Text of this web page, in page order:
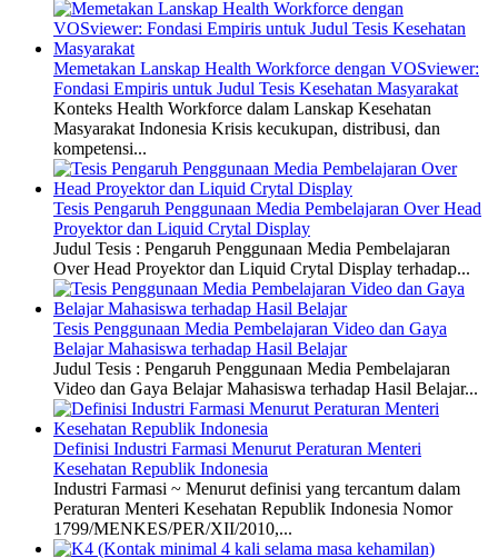
Memetakan Lanskap Health Workforce dengan VOSviewer:
Fondasi Empiris untuk Judul Tesis Kesehatan Masyarakat
Konteks Health Workforce dalam Lanskap Kesehatan
Masyarakat Indonesia Krisis kecukupan, distribusi, dan
kompetensi...
Tesis Pengaruh Penggunaan Media Pembelajaran Over Head
Proyektor dan Liquid Crytal Display
Judul Tesis : Pengaruh Penggunaan Media Pembelajaran
Over Head Proyektor dan Liquid Crytal Display terhadap...
Tesis Penggunaan Media Pembelajaran Video dan Gaya
Belajar Mahasiswa terhadap Hasil Belajar
Judul Tesis : Pengaruh Penggunaan Media Pembelajaran
Video dan Gaya Belajar Mahasiswa terhadap Hasil Belajar...
Definisi Industri Farmasi Menurut Peraturan Menteri
Kesehatan Republik Indonesia
Industri Farmasi ~ Menurut definisi yang tercantum dalam
Peraturan Menteri Kesehatan Republik Indonesia Nomor
1799/MENKES/PER/XII/2010,...